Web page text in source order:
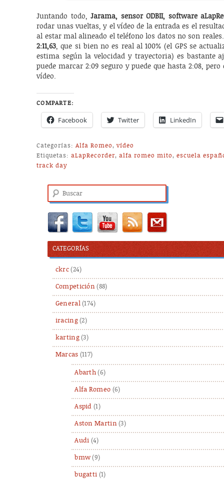
Juntando todo,Jarama, sensor ODBII, software
rodar unas vueltas, y el vídeo de la entrada es el
al estar mal alineado el teléfono los datos no son
2:11,63, que si bien no es real al 100% (el GPS se
estima según la velocidad y trayectoria) es bastante
puede marcar 2:09 seguro y puede que hasta 2:08,
vídeo.
COMPARTE:
Facebook Twitter LinkedIn
Categorías: Alfa Romeo,vídeo
Etiquetas: aLapRecorder,alfa romeo mito,escuela
track day
Buscar
CATEGORÍAS
ckrc(24)
Competición (88)
General(174)
iracing(2)
karting(3)
Marcas (117)
Abarth (6)
Alfa Romeo (6)
Aspid (1)
Aston Martin (3)
Audi (4)
bmw (9)
bugatti (1)